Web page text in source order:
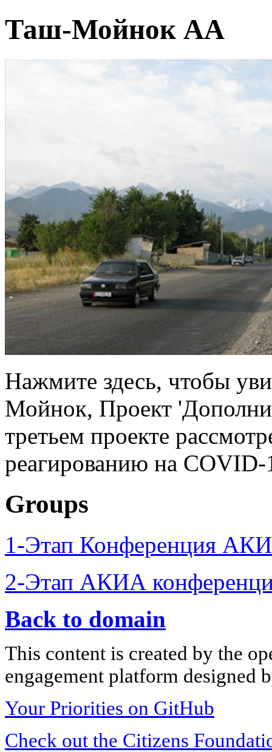
Таш-Мойнок АА
Нажмите здесь, чтобы
Мойнок, Проект
третьем проекте
реагированию на COVID-
Groups
1-Этап Конференция
2-Этап АКИА
Back to domain
This content is created by the
engagement platform designed
Your Priorities on GitHub
Check out the Citizens